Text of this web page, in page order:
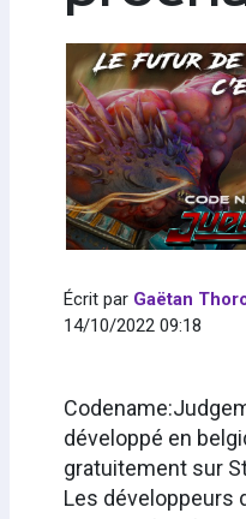
Écrit par Gaëtan
14/10/2022 09:18
développé en
gratuitement sur
Les développeurs